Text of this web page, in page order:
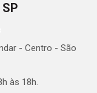
- Centro - São
às 18h.